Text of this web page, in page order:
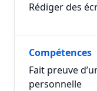
Rédiger des
Compétences
Fait preuve
personnelle